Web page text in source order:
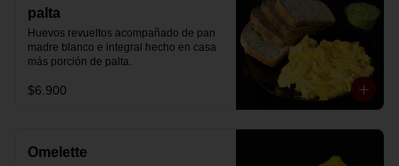
palta
Huevos revueltos acompañado de pan
madre blanco e integral hecho en casa
más porción de palta.
$6.900
Omelette